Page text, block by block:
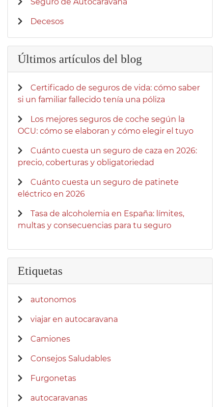
Seguro de Autocaravana
Decesos
Últimos artículos del blog
Certificado de seguros de vida: cómo saber
si un familiar fallecido tenía una póliza
Los mejores seguros de coche según la
OCU: cómo se elaboran y cómo elegir el tuyo
Cuánto cuesta un seguro de caza en 2026:
precio, coberturas y obligatoriedad
Cuánto cuesta un seguro de patinete
eléctrico en 2026
Tasa de alcoholemia en España: límites,
multas y consecuencias para tu seguro
Etiquetas
autonomos
viajar en autocaravana
Camiones
Consejos Saludables
Furgonetas
autocaravanas